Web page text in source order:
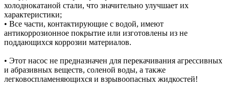
холоднокатаной стали, что значительно улучшает их
характеристики;
• Все части, контактирующие с водой, имеют
антикоррозионное покрытие или изготовлены из не
поддающихся коррозии материалов.
• Этот насос не предназначен для перекачивания агрессивных
и абразивных веществ, соленой воды, а также
легковоспламеняющихся и взрывоопасных жидкостей!